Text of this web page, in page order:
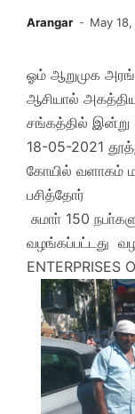
Arangar May 18,
ஓம் ஆறுமுக
ஆசியால்
சங்கத்தில் இன்று
18-05-2021
கோயில் வளாகம்
பசித்தோர்
சுமாா் 150
வழங்கப்பட்டது
ENTERPRISES